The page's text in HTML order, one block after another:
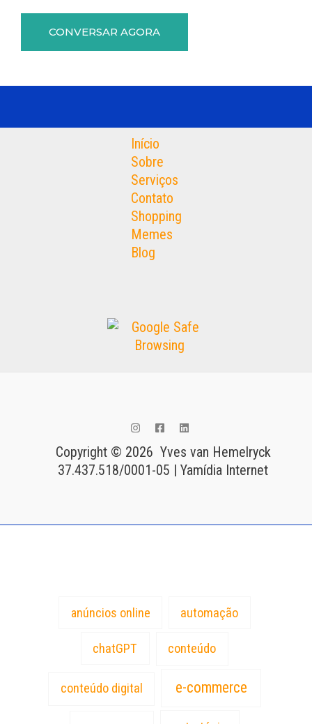
CONVERSAR AGORA
Início
Sobre
Serviços
Contato
Shopping
Memes
Blog
Copyright © 2026 Yves van Hemelryck
37.437.518/0001-05 | Yamídia Internet
anúncios online automação
chatGPT conteúdo
conteúdo digital e-commerce